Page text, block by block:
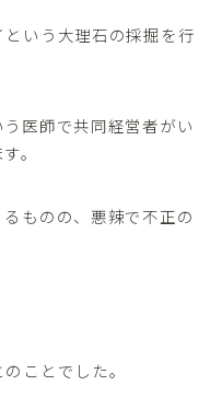
いう大理石の採掘を行
医師で共同経営者がい
。
ものの、悪辣で不正の
ことでした。